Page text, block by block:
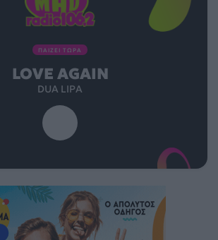
ΠΑΙΖΕΙ ΤΩΡΑ
LOVE AGAIN
DUA LIPA